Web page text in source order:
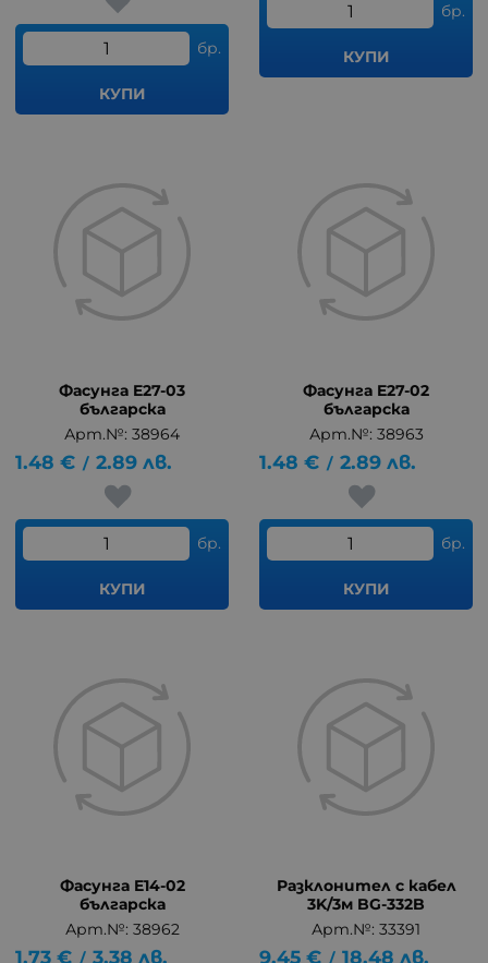
бр.
КУПИ
бр.
КУПИ
Фасунга E27-03
българска
Арт.№: 38964
1.48 € / 2.89 лв.
бр.
КУПИ
Фасунга E27-02
българска
Арт.№: 38963
1.48 € / 2.89 лв.
бр.
КУПИ
Фасунга E14-02
българска
Арт.№: 38962
1.73 € / 3.38 лв.
Разклонител с кабел
3K/3м BG-332B
Арт.№: 33391
9.45 € / 18.48 лв.